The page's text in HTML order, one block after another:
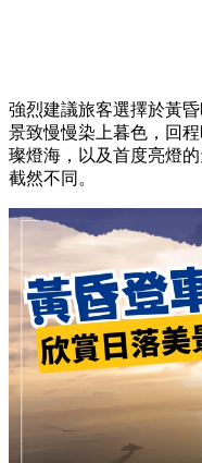
強烈建議旅客選擇於黃
景致慢慢染上暮色，回
璨燈海，以及首度亮燈
截然不同。